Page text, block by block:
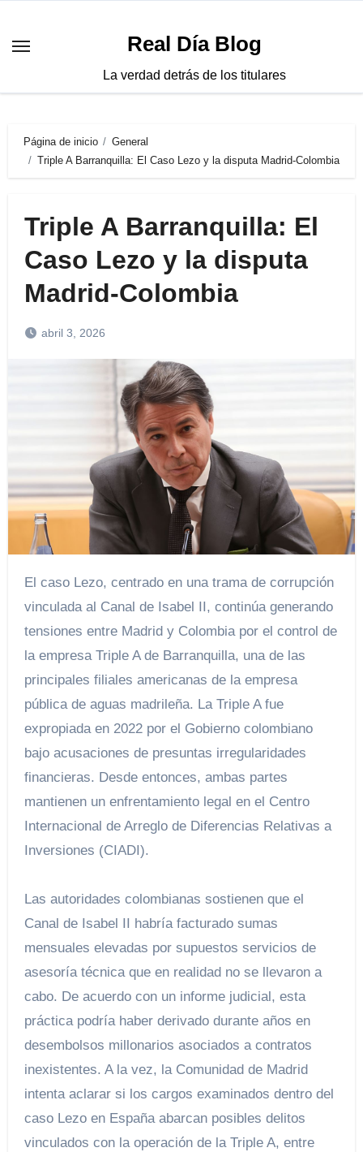
contenido
Real Día Blog
La verdad detrás de los titulares
Página de inicio
General
Triple A Barranquilla: El Caso Lezo y la disputa Madrid-Colombia
Triple A Barranquilla: El
Caso Lezo y la disputa
Madrid-Colombia
abril 3, 2026
El caso Lezo, centrado en una trama de corrupción
vinculada al Canal de Isabel II, continúa generando
tensiones entre Madrid y Colombia por el control de
la empresa Triple A de Barranquilla, una de las
principales filiales americanas de la empresa
pública de aguas madrileña. La Triple A fue
expropiada en 2022 por el Gobierno colombiano
bajo acusaciones de presuntas irregularidades
financieras. Desde entonces, ambas partes
mantienen un enfrentamiento legal en el Centro
Internacional de Arreglo de Diferencias Relativas a
Inversiones (CIADI).
Las autoridades colombianas sostienen que el
Canal de Isabel II habría facturado sumas
mensuales elevadas por supuestos servicios de
asesoría técnica que en realidad no se llevaron a
cabo. De acuerdo con un informe judicial, esta
práctica podría haber derivado durante años en
desembolsos millonarios asociados a contratos
inexistentes. A la vez, la Comunidad de Madrid
intenta aclarar si los cargos examinados dentro del
caso Lezo en España abarcan posibles delitos
vinculados con la operación de la Triple A, entre